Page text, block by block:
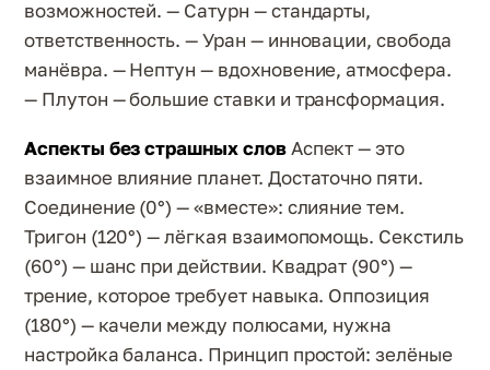
возможностей. — Сатурн — стандарты,
ответственность. — Уран — инновации, свобода
манёвра. — Нептун — вдохновение, атмосфера.
— Плутон — большие ставки и трансформация.
Аспекты без страшных словАспект — это
взаимное влияние планет. Достаточно пяти.
Соединение (0°) — «вместе»: слияние тем.
Тригон (120°) — лёгкая взаимопомощь. Секстиль
(60°) — шанс при действии. Квадрат (90°) —
трение, которое требует навыка. Оппозиция
(180°) — качели между полюсами, нужна
настройка баланса. Принцип простой: зелёные